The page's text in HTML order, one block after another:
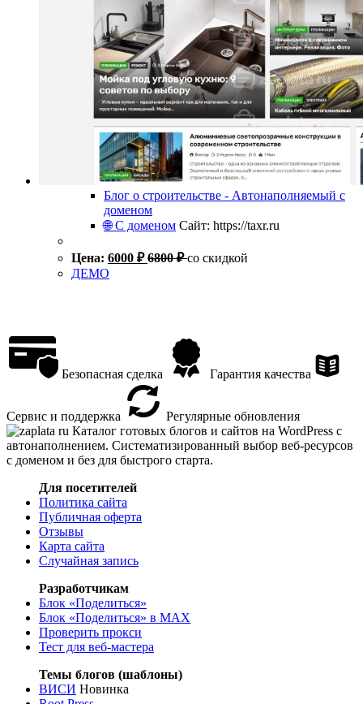
Блог о строительстве - Автонаполняемый с
доменом
🌐 С доменом Сайт: https://taxr.ru
Цена: 6000 ₽ 6800₽ со скидкой
ДЕМО
Безопасная сделка Гарантия качества
Сервис и поддержка
Регулярные обновления
Каталог готовых блогов и сайтов на WordPress с
автонаполнением. Систематизированный выбор веб-ресурсов
с доменом и без для быстрого старта.
Для посетителей
Политика сайта
Публичная оферта
Отзывы
Карта сайта
Случайная запись
Разработчикам
Блок «Поделиться»
Блок «Поделиться» в MAX
Проверить прокси
Тест для веб-мастера
Темы блогов (шаблоны)
ВИСИ Новинка